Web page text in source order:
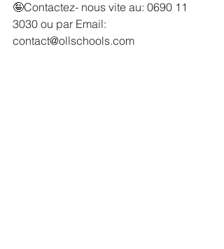
🤪Contactez- nous vite au: 0690 11
3030 ou par Email:
contact@ollschools.com